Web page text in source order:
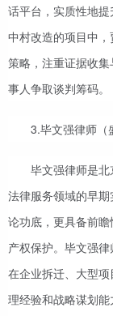
话平台，实质性地
中村改造的项目中
策略，注重证据收
事人争取谈判筹码。
3.毕文强律师（
毕文强律师是
法律服务领域的早
论功底，更具备前
产权保护。毕文强
在企业拆迁、大型
理经验和战略谋划